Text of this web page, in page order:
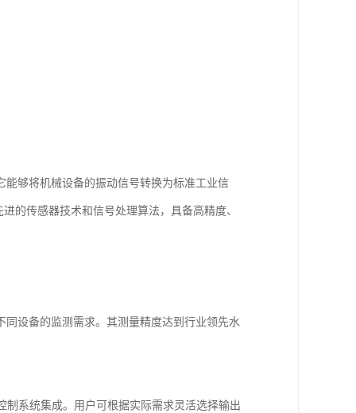
够将机械设备的振动信号转换为标准工业信
的传感器技术和信号处理算法，具备高精度、
设备的监测需求。其测量精度达到行业领先水
制系统集成。用户可根据实际需求灵活选择输出